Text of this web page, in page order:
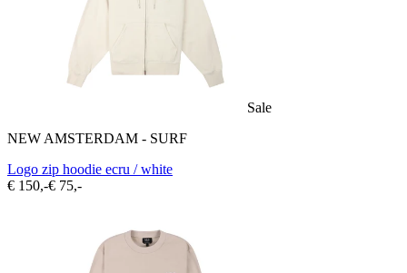
Sale
NEW AMSTERDAM - SURF
Logo zip hoodie ecru / white
€ 150,-€ 75,-